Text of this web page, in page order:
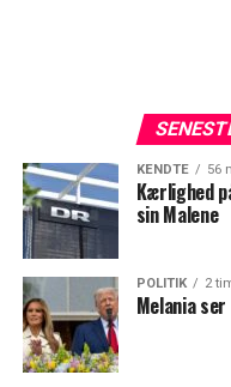
KENDTE 56
Kærlighed
sin Malene
POLITIK 2
Melania